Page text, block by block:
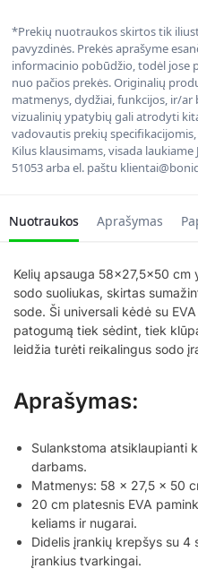
*Prekių nuotraukos skirtos tik
pavyzdinės. Prekės aprašyme
informacinio pobūdžio, todėl jose
nuo pačios prekės. Originalių
matmenys, dydžiai, funkcijos, ir/
vizualinių ypatybių gali atrodyti
vadovautis prekių
Kilus klausimams, visada
51053 arba el. paštu
Nuotraukos Aprašymas
Kelių apsauga 58×27,5×50
sodo suoliukas, skirtas
sode. Ši universali kėdė su
patogumą tiek sėdint, tiek
leidžia turėti reikalingus sodo
Aprašymas:
Sulankstoma atsiklaupianti
darbams.
Matmenys: 58 x 27,5 x 50
20 cm platesnis EVA
keliams ir nugarai.
Didelis įrankių krepšys su
įrankius tvarkingai.